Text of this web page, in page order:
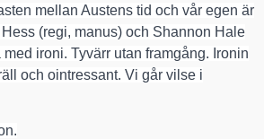
mellan Austens tid och vår egen är
(regi, manus) och Shannon Hale
ironi. Tyvärr utan framgång. Ironin
och ointressant. Vi går vilse i